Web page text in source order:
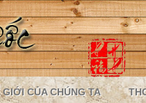
GIỚI CỦA CHÚNG TA